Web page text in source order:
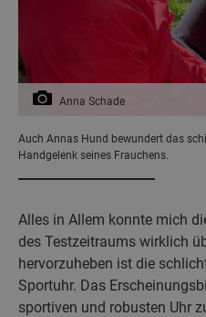
Anna Schade
Auch Annas Hund bewundert das
Handgelenk seines Frauchens.
Alles in Allem konnte mich
des Testzeitraums wirklich
hervorzuheben ist die
Sportuhr. Das
sportiven und robusten Uhr